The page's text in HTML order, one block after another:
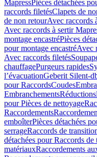
MapressPièces détachées
raccords filetésClapets de
de non retourAvec raccords
Avec raccords à sertir
montage encastréPièces
pour montage encastréAvec
Avec raccords filetés
chauffagePurgeurs rapides
l’évacuationGeberit Silent-
pour RaccordsCoudes
EmbranchementsRéductions
pour Pièces de nettoyage
Raccordements
emboîterPièces détachées
serrageRaccords de
détachées pour Raccords de
matériauxRaccordements